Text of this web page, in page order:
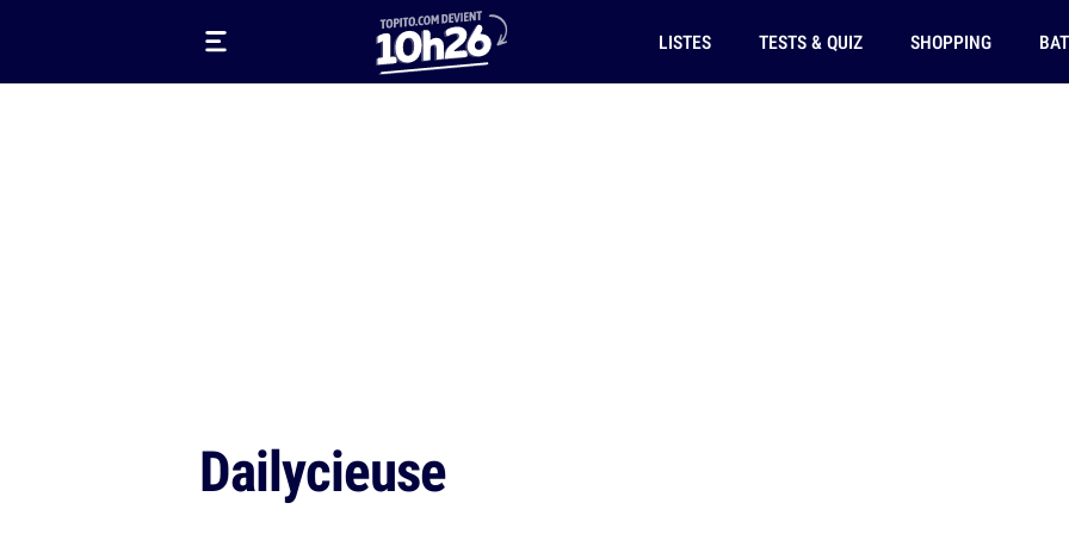
LISTES TESTS & QUIZ SHOPPING
Dailycieuse